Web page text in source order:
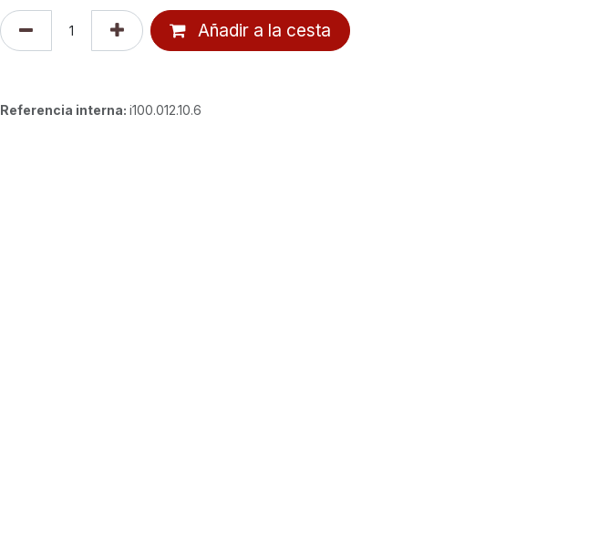
Añadir a la cesta
Referencia interna: i100.012.10.6